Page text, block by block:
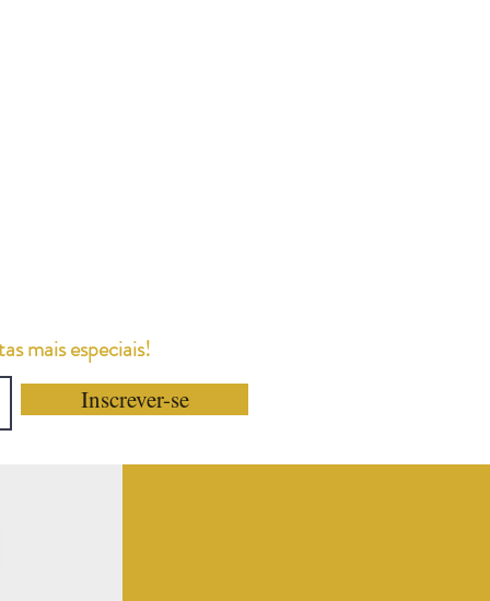
Inscrever-se
mais especiais!